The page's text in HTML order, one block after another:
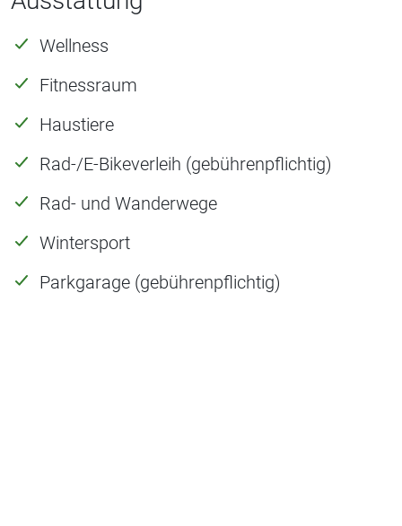
Wellness
Fitnessraum
Haustiere
Rad-/E-Bikeverleih (gebührenpflichtig)
Rad- und Wanderwege
Wintersport
Parkgarage (gebührenpflichtig)